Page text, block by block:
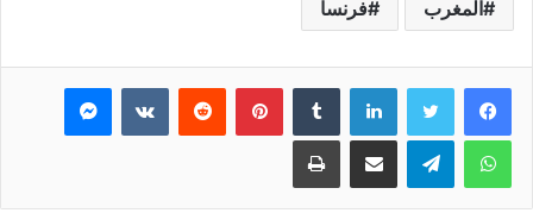
المغرب فرنسا
فيسبوك تويتر لينكدإن بينتيريست ماسنجر
واتساب تيلقرام مشاركة عبر البريد طباعة